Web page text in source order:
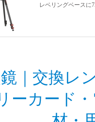
レベリングベースに
交換レ
ーカード